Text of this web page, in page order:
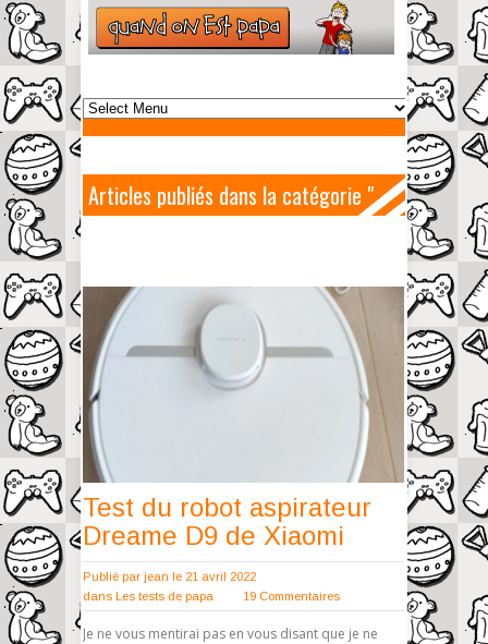
Articles publiés dans la catégorie "
Les tests de papa "
Test du robot aspirateur
Dreame D9 de Xiaomi
Publié par jean le 21 avril 2022
dans Les tests de papa 19 Commentaires
Je ne vous mentirai pas en vous disant que je ne